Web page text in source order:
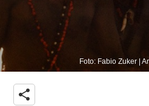
Foto: Fabio Zuker |
share